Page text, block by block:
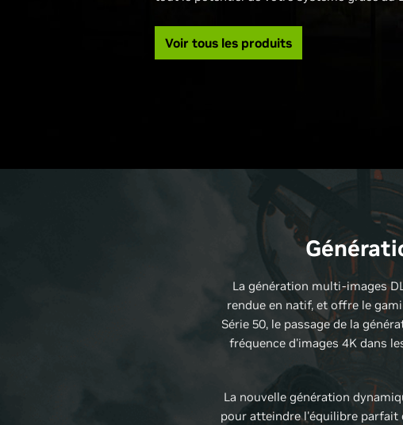
Voir tous les produits
La génération multi-images
rendue en natif, et offre le
Série 50, le passage de la
fréquence d'images 4K dans
La nouvelle génération
pour atteindre l'équilibre parfait